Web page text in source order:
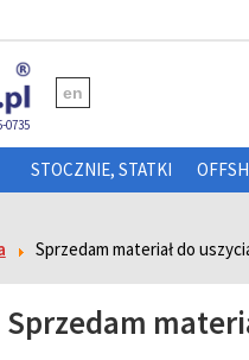
0735
en
STOCZNIE, STATKI
Sprzedam materiał do
Sprzedam